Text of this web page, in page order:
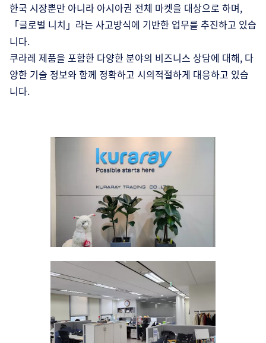
한국 시장뿐만 아니라 아시아권 전체 마켓을 대상으로 하며,
「글로벌 니치」라는 사고방식에 기반한 업무를 추진하고 있습
니다.
쿠라레 제품을 포함한 다양한 분야의 비즈니스 상담에 대해, 다
양한 기술 정보와 함께 정확하고 시의적절하게 대응하고 있습
니다.